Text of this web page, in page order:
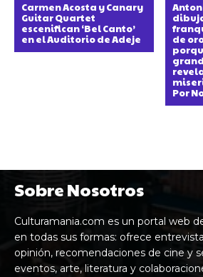
Carmen Acosta y Canary
Guitar Quartet
escenifican ‘Bel Canto’
en el Auditorio de Adeje
de
Por
Sobre Nosotros
Culturamania.com es un portal web
en todas sus formas: ofrece
opinión, recomendaciones de cine y
eventos, arte, literatura y